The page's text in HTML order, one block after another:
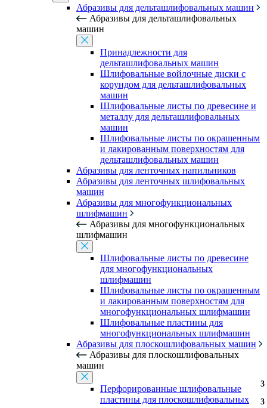
Абразивы для дельташлифовальных машин
Абразивы для дельташлифовальных
машин
Принадлежности для
дельташлифовальных машин
Шлифовальные войлочные диски с
корундом для дельташлифовальных
машин
Шлифовальные листы по древесине и
металлу для дельташлифовальных
машин
Шлифовальные листы по окрашенным
и лакированным поверхностям для
дельташлифовальных машин
Абразивы для ленточных напильников
Абразивы для ленточных шлифовальных
машин
Абразивы для многофункциональных
шлифмашин
Абразивы для многофункциональных
шлифмашин
Шлифовальные листы по древесине
для многофункциональных
шлифмашин
Шлифовальные листы по окрашенным
и лакированным поверхностям для
многофункциональных шлифмашин
Шлифовальные пластины для
многофункциональных шлифмашин
Абразивы для плоскошлифовальных машин
Абразивы для плоскошлифовальных
машин
Перфорированные шлифовальные
пластины для плоскошлифовальных
3
3
3
3
3
3
3
3
3
3
3
3
3
3